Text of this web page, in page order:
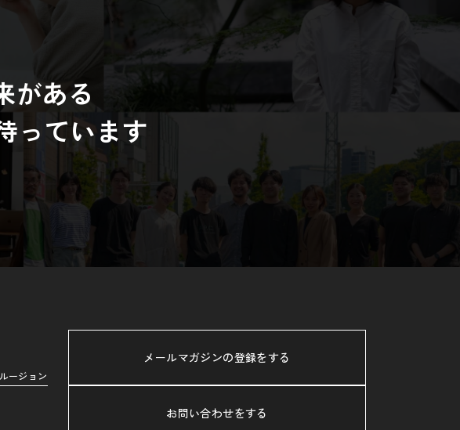
がある
っています
ージョン
メールマガジンの登録をする
お問い合わせをする